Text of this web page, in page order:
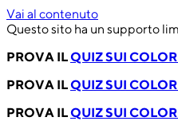
Vai al contenuto
Questo sito ha un supporto
PROVA ILQUIZ SUI
PROVA ILQUIZ SUI
PROVA ILQUIZ SUI